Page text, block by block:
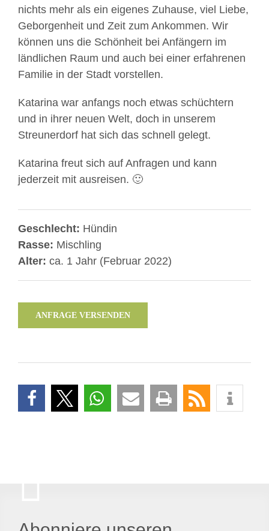
nichts mehr als ein eigenes Zuhause, viel Liebe,
Geborgenheit und Zeit zum Ankommen. Wir
können uns die Schönheit bei Anfängern im
ländlichen Raum und auch bei einer erfahrenen
Familie in der Stadt vorstellen.
Katarina war anfangs noch etwas schüchtern
und in ihrer neuen Welt, doch in unserem
Streunerdorf hat sich das schnell gelegt.
Katarina freut sich auf Anfragen und kann
jederzeit mit ausreisen. 🙂
Geschlecht: Hündin
Rasse: Mischling
Alter: ca. 1 Jahr (Februar 2022)
ANFRAGE VERSENDEN